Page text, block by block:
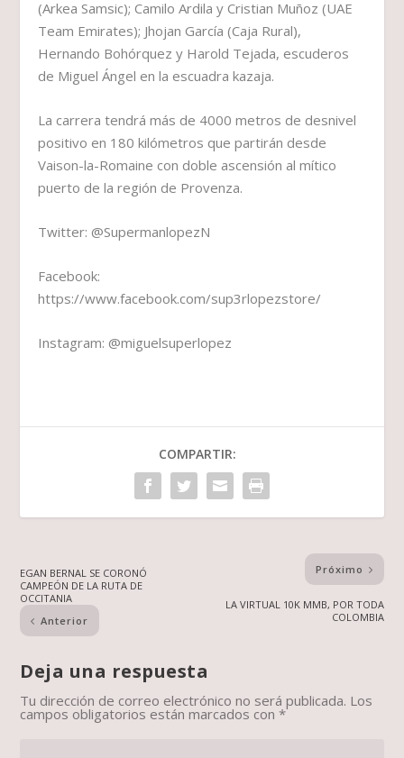
(Arkea Samsic); Camilo Ardila y Cristian Muñoz (UAE
Team Emirates); Jhojan García (Caja Rural),
Hernando Bohórquez y Harold Tejada, escuderos
de Miguel Ángel en la escuadra kazaja.
La carrera tendrá más de 4000 metros de desnivel
positivo en 180 kilómetros que partirán desde
Vaison-la-Romaine con doble ascensión al mítico
puerto de la región de Provenza.
Twitter: @SupermanlopezN
Facebook:
https://www.facebook.com/sup3rlopezstore/
Instagram: @miguelsuperlopez
COMPARTIR:
EGAN BERNAL SE CORONÓ
CAMPEÓN DE LA RUTA DE
OCCITANIA
Anterior
Próximo
LA VIRTUAL 10K MMB, POR TODA
COLOMBIA
Deja una respuesta
Tu dirección de correo electrónico no será publicada. Los
campos obligatorios están marcados con*